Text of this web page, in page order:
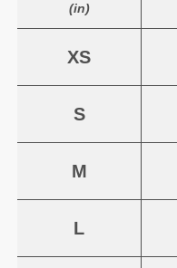
(in)
XS
S
M
L